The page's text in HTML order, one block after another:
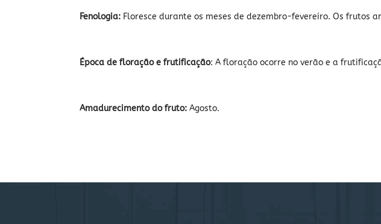
Fenologia: Floresce durante os meses de dezembro-fevereiro. Os frutos
Época de floração e frutificação: A floração ocorre no verão e a
Amadurecimento do fruto: Agosto.